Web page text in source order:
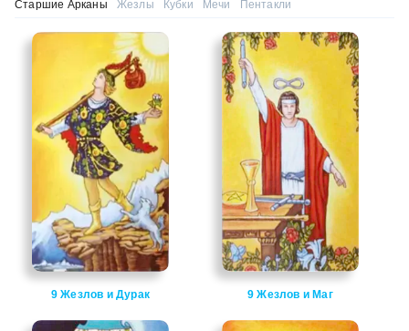
Старшие Арканы Жезлы Кубки Мечи Пентакли
9 Жезлов и Дурак 9 Жезлов и Маг